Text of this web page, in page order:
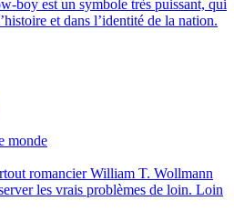
boy est un symbole très puissant, qui
et dans l’identité de la nation.
monde
romancier William T. Wollmann
les vrais problèmes de loin. Loin